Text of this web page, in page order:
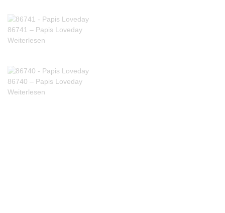
86741 – Papis Loveday
Weiterlesen
86740 – Papis Loveday
Weiterlesen